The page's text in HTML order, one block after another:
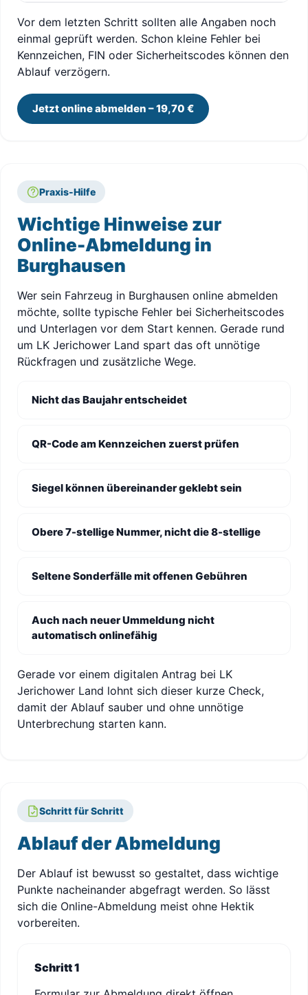
Vor dem letzten Schritt sollten alle Angaben noch
einmal geprüft werden. Schon kleine Fehler bei
Kennzeichen, FIN oder Sicherheitscodes können den
Ablauf verzögern.
Jetzt online abmelden – 19,70 €
Praxis-Hilfe
Wichtige Hinweise zur
Online-Abmeldung in
Burghausen
Wer sein Fahrzeug in Burghausen online abmelden
möchte, sollte typische Fehler bei Sicherheitscodes
und Unterlagen vor dem Start kennen. Gerade rund
um LK Jerichower Land spart das oft unnötige
Rückfragen und zusätzliche Wege.
Nicht das Baujahr entscheidet
QR-Code am Kennzeichen zuerst prüfen
Siegel können übereinander geklebt sein
Obere 7-stellige Nummer, nicht die 8-stellige
Seltene Sonderfälle mit offenen Gebühren
Auch nach neuer Ummeldung nicht
automatisch onlinefähig
Gerade vor einem digitalen Antrag bei LK
Jerichower Land lohnt sich dieser kurze Check,
damit der Ablauf sauber und ohne unnötige
Unterbrechung starten kann.
Schritt für Schritt
Ablauf der Abmeldung
Der Ablauf ist bewusst so gestaltet, dass wichtige
Punkte nacheinander abgefragt werden. So lässt
sich die Online-Abmeldung meist ohne Hektik
vorbereiten.
Schritt 1